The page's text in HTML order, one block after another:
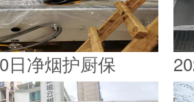
日净烟护厨保